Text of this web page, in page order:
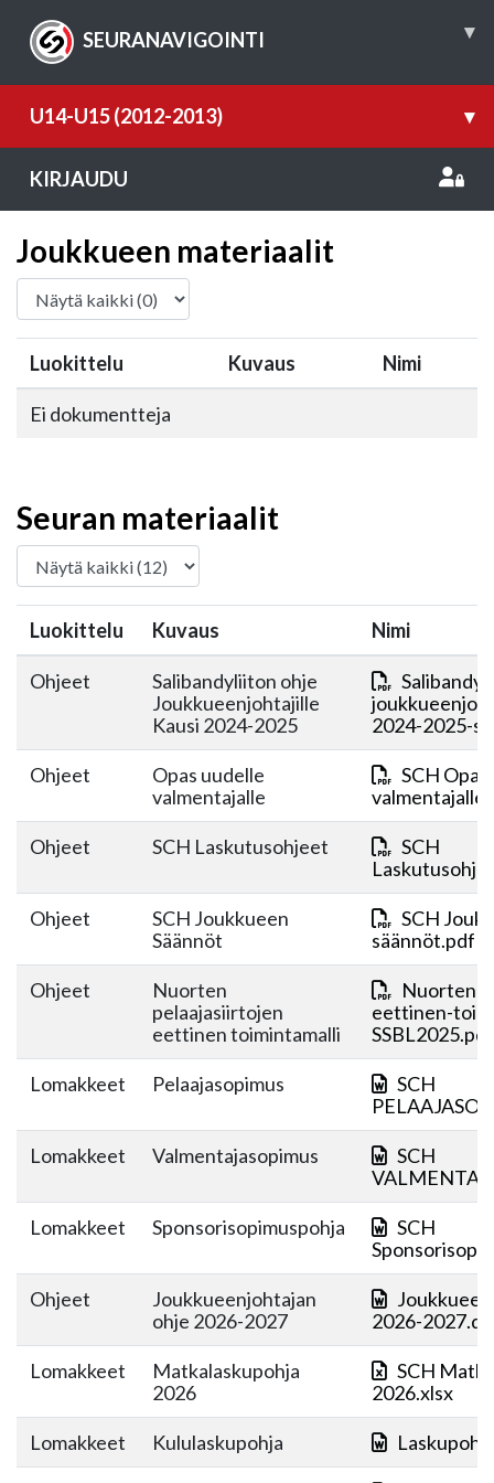
SEURANAVIGOINTI ▾
U14-U15 (2012-2013) ▾
KIRJAUDU
Joukkueen materiaalit
Luokittelu Kuvaus Nimi
Ei dokumentteja
Seuran materiaalit
Luokittelu Kuvaus Nimi
Ohjeet
Salibandyliiton ohje
Joukkueenjohtajille
Kausi 2024-2025
2024-2025-
Ohjeet
Opas uudelle
valmentajalle
SCH
Ohjeet SCH Laskutusohjeet
SCH
Ohjeet
SCH Joukkueen
Säännöt
SCH
säännöt.pdf
Ohjeet
Nuorten
pelaajasiirtojen
eettinen toimintamalli
Nuorten-
eettinen-
SSBL2025.pdf
Lomakkeet Pelaajasopimus
SCH
Lomakkeet Valmentajasopimus
SCH
Lomakkeet Sponsorisopimuspohja
SCH
Ohjeet
Joukkueenjohtajan
ohje 2026-2027
2026-
Lomakkeet
Matkalaskupohja
2026
SCH
2026.xlsx
Lomakkeet Kululaskupohja